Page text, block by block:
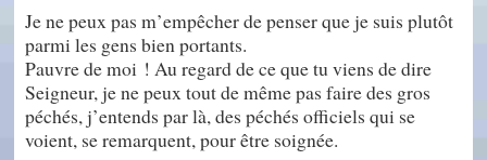
Je ne peux pas m’empêcher de penser que je suis plutôt
parmi les gens bien portants.
Pauvre de moi ! Au regard de ce que tu viens de dire
Seigneur, je ne peux tout de même pas faire des gros
péchés, j’entends par là, des péchés officiels qui se
voient, se remarquent, pour être soignée.